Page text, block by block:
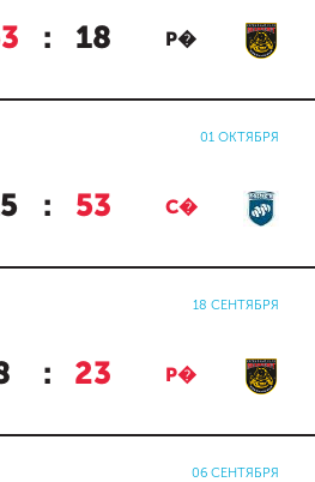
: 18 Р�
01 ОКТЯБРЯ
: 53 С�
18 СЕНТЯБРЯ
: 23 Р�
06 СЕНТЯБРЯ